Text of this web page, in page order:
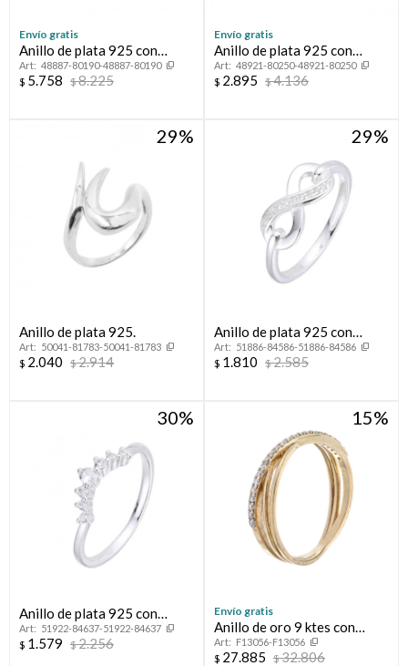
Envío gratis
Anillo de plata 925 con
circonias, TRENZA.
48887-80190-48887-80190
$ 5.758 $8.225
Envío gratis
Anillo de plata 925 con
circonias.
48921-80250-48921-80250
$ 2.895 $4.136
29
Anillo de plata 925.
50041-81783-50041-81783
$ 2.040 $2.914
29
Anillo de plata 925 con
circonias, INFINITO.
51886-84586-51886-84586
$ 1.810 $2.585
30
Anillo de plata 925 con
circonias, CORONITA.
51922-84637-51922-84637
$ 1.579 $2.256
15
Envío gratis
Anillo de oro 9 ktes con
circonias.
F13056-F13056
$ 27.885 $32.806